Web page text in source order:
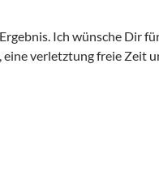
Ich wünsche Dir
verletztung freie Zeit